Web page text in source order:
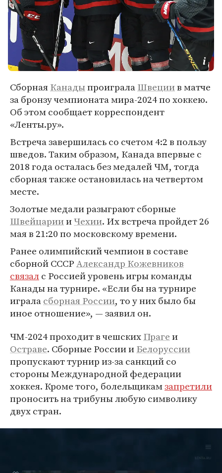
СборнаяКанадыпроигралаШвециив матче
за бронзу чемпионата мира-2024 по хоккею.
Об этом сообщает корреспондент
«Ленты.ру».
Встреча завершилась со счетом 4:2 в пользу
шведов. Таким образом, Канада впервые с
2018 года осталась без медалей ЧМ, тогда
сборная также остановилась на четвертом
месте.
Золотые медали разыграют сборные
ШвейцариииЧехии. Их встреча пройдет 26
мая в 21:20 по московскому времени.
Ранее олимпийский чемпион в составе
сборной СССРАлександр Кожевников
связалс Россией уровень игры команды
Канады на турнире. «Если бы на турнире
играласборная России, то у них было бы
иное отношение», — заявил он.
ЧМ-2024 проходит в чешскихПрагеи
Остраве. Сборные России иБелоруссии
пропускают турнир из-за санкций со
стороны Международной федерации
хоккея. Кроме того, болельщикамзапретили
проносить на трибуны любую символику
двух стран.